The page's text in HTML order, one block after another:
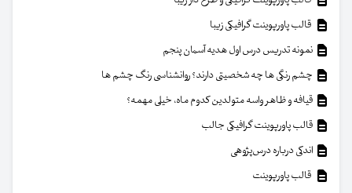
قالب پاورپوینت گرافیکی زیبا
نمونه تدریس درس اول هدیه آسمان پنجم
چشم رنگی ها چه شخصیتی دارند؟ روانشناسی رنگ چشم ها
قیافه و ظاهر واسه متولدین کدوم ماه، خیلی مهمه؟
قالب پاورپوینت گرافیکی جالب
اندکی درباره درس‌پژوهی
قالب پاورپوینت